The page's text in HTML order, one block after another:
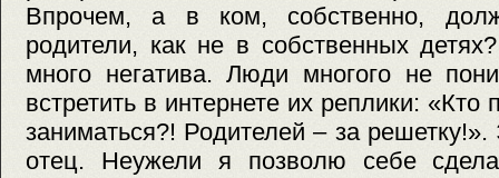
Впрочем, а в ком, собственно,
родители, как не в собственных
много негатива. Люди многого не
встретить в интернете их реплики: «Кто
заниматься?! Родителей – за
отец. Неужели я позволю себе